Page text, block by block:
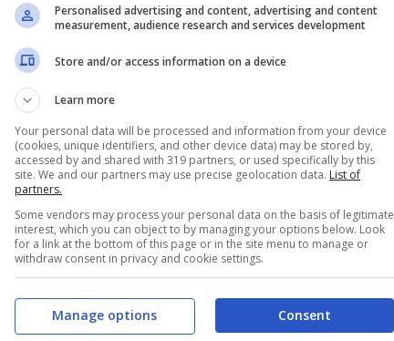
una spesa sanitaria
spese per dispositivi medici è detraibile
supera i 129,11 euro annui. Fin qui, nulla
si guarda come queste spese
uno scontrino qualunque. Serve
“scontrino parlante”: deve riportare il
fiscale dell’acquirente e,
AD (acquisto dispositivo medico) o
Personalised advertising and content, advertising and content
measurement, audience research and services development
Store and/or access information on a device
Learn more
Your personal data will be processed and information from your device
(cookies, unique identifiers, and other device data) may be stored by,
accessed by and shared with 319 partners, or used specifically by this
site. We and our partners may use precise geolocation data. List of
partners.
Some vendors may process your personal data on the basis of legitimate
interest, which you can object to by managing your options below. Look
for a link at the bottom of this page or in the site menu to manage or
withdraw consent in privacy and cookie settings.
Consent
Manage options